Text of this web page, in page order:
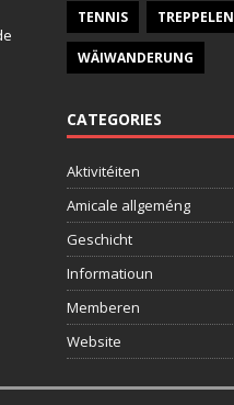
TENNIS TREPPELEN
WÄIWANDERUNG
CATEGORIES
Aktivitéiten
Amicale allgeméng
Geschicht
Informatioun
Memberen
Website